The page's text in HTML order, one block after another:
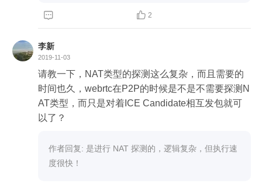
  2
李新
2019-11-03
请教一下，NAT类型的探测这么复杂，而且需要的
时间也久，webrtc在P2P的时候是不是不需要探测N
AT类型，而只是对着ICE Candidate相互发包就可
以了？
作者回复: 是进行 NAT 探测的，逻辑复杂，但执行速
度很快！